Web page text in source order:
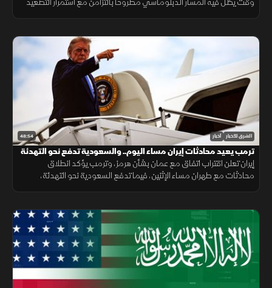
48:54 الشرق للأخبار أخبار
ترمب يعيد محادثات إيران مساء اليوم.. والسعودية تدفع نحو التهدئة
إيران تعلن اقتراب اتفاق مع عمان بشأن هرمز، وترمب يؤكد انطلاق
محادثات مع طهران مساء الإثنين، فيما تدفع السعودية نحو التهدئة،